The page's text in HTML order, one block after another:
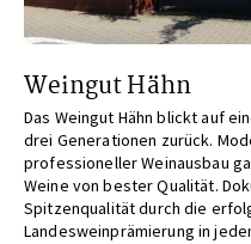
Weingut Hähn
Das Weingut Hähn blickt auf
drei Generationen zurück.
professioneller Weinausbau
Weine von bester Qualität.
Spitzenqualität durch die
Landesweinprämierung in